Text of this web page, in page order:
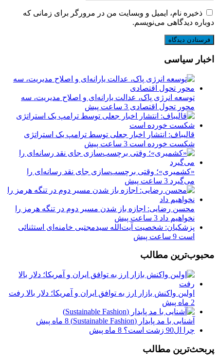
ذخیره نام، ایمیل و وبسایت من در مرورگر برای زمانی که
دوباره دیدگاهی می‌نویسم.
اخبار سیاسی
توسعه انرژی پاک، عدالت یارانه‌ای و اصلاح مدیریت، سه
محور تحول اقتصادی 3 ساعت پیش
قالیباف: انتشار اخبار جعلی توسط ترامپ یک استراتژی
شکست خورده است 3 ساعت پیش
«کشمیری»؛ وقتی برچسب‌سازی جای نقد رسانه‌ای را
می‌گیرد 3 ساعت پیش
محسن رضایی: اجازه باز شدن مسیر دوم در تنگه هرمز را
نخواهیم داد 3 ساعت پیش
پزشکیان: شخصیت آیت‌الله سیدمجتبی خامنه‌ای استثنائی
است 9 ساعت پیش
محبوب‌ترین مطالب
اولین واکنش بازار ارز به توافق ایران و آمریکا؛ دلار بالا رفت
2 ماه پیش
آشنایی با مد پایدار (Sustainable Fashion)
8 ماه پیش
چرا ال90 زشت است؟
8 ماه پیش
پربحث‌ترین مطالب